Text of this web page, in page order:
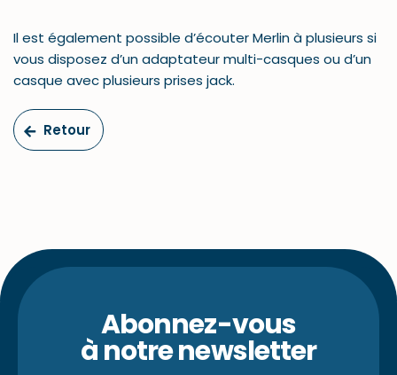
Il est également possible d’écouter Merlin à plusieurs si
vous disposez d’un adaptateur multi-casques ou d’un
casque avec plusieurs prises jack.
Retour
Abonnez-vous
à notre newsletter